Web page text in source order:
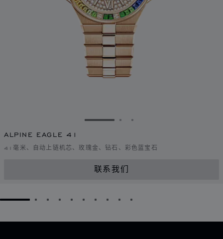
转到幻灯片 1转到幻灯片 2
转到幻灯片 3
ALPINE EAGLE 41
41毫米、自动上链机芯、玫瑰金、钻石、彩色蓝宝石
联系我们
GO TO SLIDE 1GO TO SLIDE 2
GO TO SLIDE 3
GO TO SLIDE 4
GO TO SLIDE 5
GO TO SLIDE 6
GO TO SLIDE 7
GO TO SLIDE 8
GO TO SLIDE 9
GO TO SLIDE 10